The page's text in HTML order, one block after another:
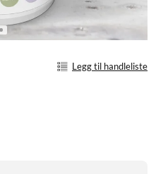
Legg til handleliste